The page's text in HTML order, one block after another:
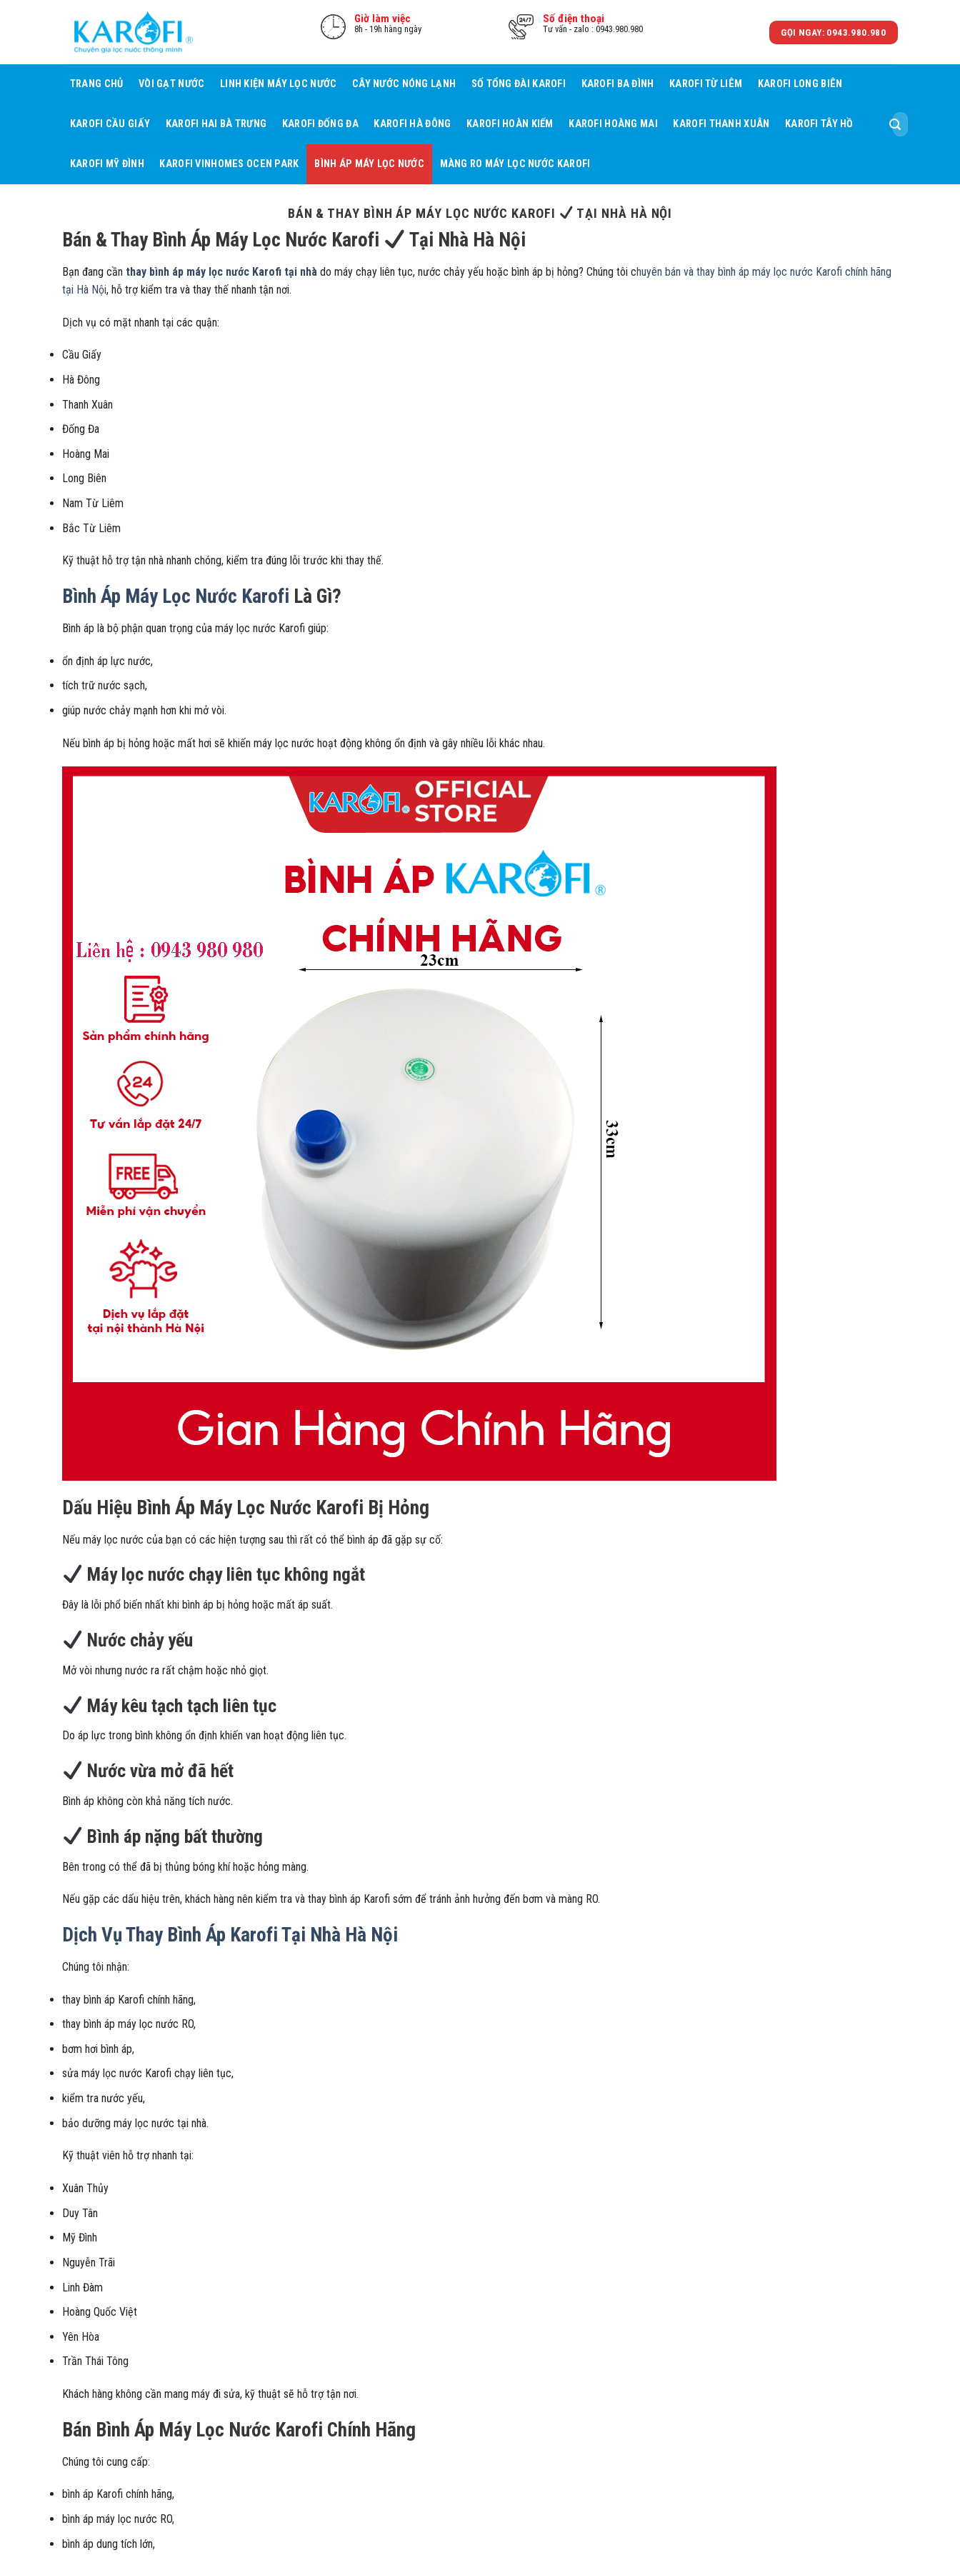
Giờ làm việc
8h - 19h hàng ngày
Số điện thoại
Tư vấn - zalo : 0943.980.980 GỌI NGAY: 0943.980.980
TRANG CHỦ VÒI GẠT NƯỚC LINH KIỆN MÁY LỌC NƯỚC CÂY NƯỚC NÓNG LẠNH SỐ TỔNG ĐÀI KAROFI KAROFI BA ĐÌNH KAROFI TỪ LIÊM KAROFI LONG BIÊN
KAROFI CẦU GIẤY KAROFI HAI BÀ TRƯNG KAROFI ĐỐNG ĐA KAROFI HÀ ĐÔNG KAROFI HOÀN KIẾM KAROFI HOÀNG MAI KAROFI THANH XUÂN KAROFI TÂY HỒ
KAROFI MỸ ĐÌNH KAROFI VINHOMES OCEN PARK BÌNH ÁP MÁY LỌC NƯỚC MÀNG RO MÁY LỌC NƯỚC KAROFI
Tìm
kiếm:
BÁN & THAY BÌNH ÁP MÁY LỌC NƯỚC KAROFI TẠI NHÀ HÀ NỘI
Bán & Thay Bình Áp Máy Lọc Nước Karofi Tại Nhà Hà Nội
Bạn đang cần thay bình áp máy lọc nước Karofi tại nhà do máy chạy liên tục, nước chảy yếu hoặc bình áp bị hỏng? Chúng tôi chuyên bán và thay bình áp máy lọc nước Karofi chính hãng
tại Hà Nội, hỗ trợ kiểm tra và thay thế nhanh tận nơi.
Dịch vụ có mặt nhanh tại các quận:
Cầu Giấy
Hà Đông
Thanh Xuân
Đống Đa
Hoàng Mai
Long Biên
Nam Từ Liêm
Bắc Từ Liêm
Kỹ thuật hỗ trợ tận nhà nhanh chóng, kiểm tra đúng lỗi trước khi thay thế.
Bình Áp Máy Lọc Nước Karofi Là Gì?
Bình áp là bộ phận quan trọng của máy lọc nước Karofi giúp:
ổn định áp lực nước,
tích trữ nước sạch,
giúp nước chảy mạnh hơn khi mở vòi.
Nếu bình áp bị hỏng hoặc mất hơi sẽ khiến máy lọc nước hoạt động không ổn định và gây nhiều lỗi khác nhau.
Dấu Hiệu Bình Áp Máy Lọc Nước Karofi Bị Hỏng
Nếu máy lọc nước của bạn có các hiện tượng sau thì rất có thể bình áp đã gặp sự cố:
Máy lọc nước chạy liên tục không ngắt
Đây là lỗi phổ biến nhất khi bình áp bị hỏng hoặc mất áp suất.
Nước chảy yếu
Mở vòi nhưng nước ra rất chậm hoặc nhỏ giọt.
Máy kêu tạch tạch liên tục
Do áp lực trong bình không ổn định khiến van hoạt động liên tục.
Nước vừa mở đã hết
Bình áp không còn khả năng tích nước.
Bình áp nặng bất thường
Bên trong có thể đã bị thủng bóng khí hoặc hỏng màng.
Nếu gặp các dấu hiệu trên, khách hàng nên kiểm tra và thay bình áp Karofi sớm để tránh ảnh hưởng đến bơm và màng RO.
Dịch Vụ Thay Bình Áp Karofi Tại Nhà Hà Nội
Chúng tôi nhận:
thay bình áp Karofi chính hãng,
thay bình áp máy lọc nước RO,
bơm hơi bình áp,
sửa máy lọc nước Karofi chạy liên tục,
kiểm tra nước yếu,
bảo dưỡng máy lọc nước tại nhà.
Kỹ thuật viên hỗ trợ nhanh tại:
Xuân Thủy
Duy Tân
Mỹ Đình
Nguyễn Trãi
Linh Đàm
Hoàng Quốc Việt
Yên Hòa
Trần Thái Tông
Khách hàng không cần mang máy đi sửa, kỹ thuật sẽ hỗ trợ tận nơi.
Bán Bình Áp Máy Lọc Nước Karofi Chính Hãng
Chúng tôi cung cấp:
bình áp Karofi chính hãng,
bình áp máy lọc nước RO,
bình áp dung tích lớn,